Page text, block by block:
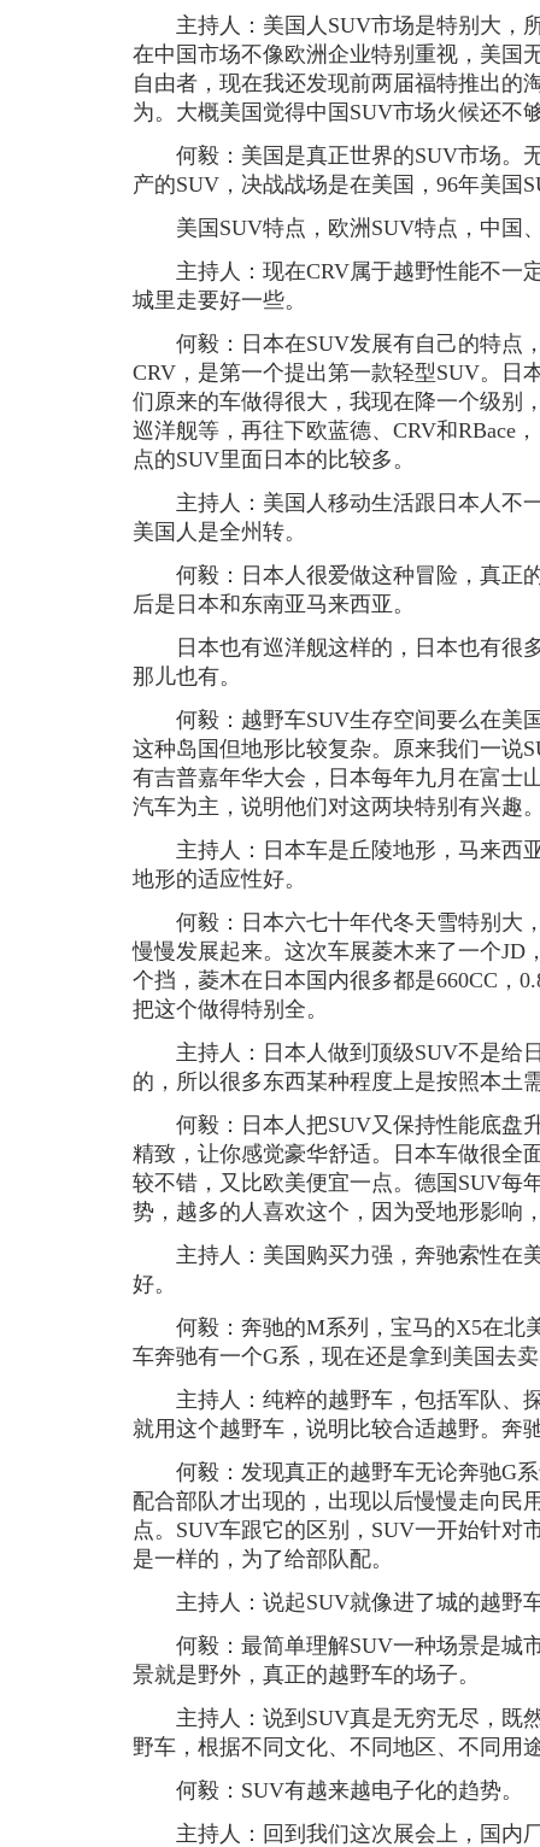
主持人：美国人SUV市场是特别大，
在中国市场不像欧洲企业特别重视，美国
自由者，现在我还发现前两届福特推出的
为。大概美国觉得中国SUV市场火候还不
何毅：美国是真正世界的SUV市场。
产的SUV，决战战场是在美国，96年美国
美国SUV特点，欧洲SUV特点，中国
主持人：现在CRV属于越野性能不一
城里走要好一些。
何毅：日本在SUV发展有自己的特点
CRV，是第一个提出第一款轻型SUV。日
们原来的车做得很大，我现在降一个级别
巡洋舰等，再往下欧蓝德、CRV和RBace
点的SUV里面日本的比较多。
主持人：美国人移动生活跟日本人不
美国人是全州转。
何毅：日本人很爱做这种冒险，真正
后是日本和东南亚马来西亚。
日本也有巡洋舰这样的，日本也有很
那儿也有。
何毅：越野车SUV生存空间要么在美
这种岛国但地形比较复杂。原来我们一说
有吉普嘉年华大会，日本每年九月在富士
汽车为主，说明他们对这两块特别有兴趣
主持人：日本车是丘陵地形，马来西
地形的适应性好。
何毅：日本六七十年代冬天雪特别大
慢慢发展起来。这次车展菱木来了一个JD
个挡，菱木在日本国内很多都是660CC，
把这个做得特别全。
主持人：日本人做到顶级SUV不是给
的，所以很多东西某种程度上是按照本土
何毅：日本人把SUV又保持性能底盘
精致，让你感觉豪华舒适。日本车做很全
较不错，又比欧美便宜一点。德国SUV每
势，越多的人喜欢这个，因为受地形影响
主持人：美国购买力强，奔驰索性在
好。
何毅：奔驰的M系列，宝马的X5在北
车奔驰有一个G系，现在还是拿到美国去
主持人：纯粹的越野车，包括军队、
就用这个越野车，说明比较合适越野。奔
何毅：发现真正的越野车无论奔驰G系
配合部队才出现的，出现以后慢慢走向民
点。SUV车跟它的区别，SUV一开始针对
是一样的，为了给部队配。
主持人：说起SUV就像进了城的越野
何毅：最简单理解SUV一种场景是城
景就是野外，真正的越野车的场子。
主持人：说到SUV真是无穷无尽，既
野车，根据不同文化、不同地区、不同用
何毅：SUV有越来越电子化的趋势。
主持人：回到我们这次展会上，国内